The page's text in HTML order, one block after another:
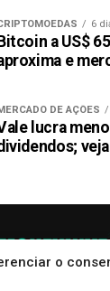
o
6
Bitcoin a US$
e
DE AÇÕES
lucra